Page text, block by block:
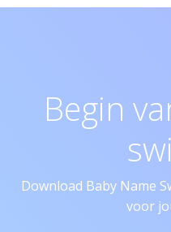
Begin
Download Baby Name
voor